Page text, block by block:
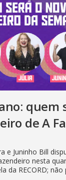
quem
de A
e Juninho Bill
nesta
da RECORD; não